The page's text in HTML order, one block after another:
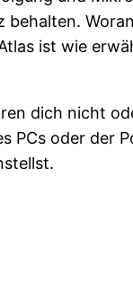
behalten.
ist wie
dich nicht
PCs oder der